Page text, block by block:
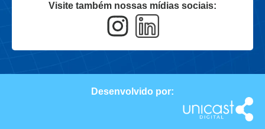
Visite também nossas mídias sociais:
Desenvolvido por: